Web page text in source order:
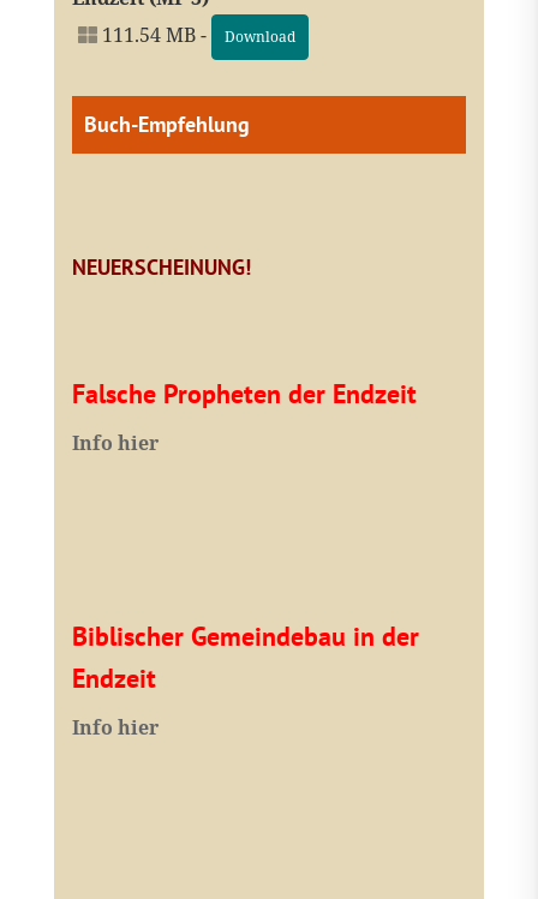
111.54 MB -
Download
Buch-Empfehlung
NEUERSCHEINUNG!
Falsche Propheten der Endzeit
Info hier
Biblischer Gemeindebau in der
Endzeit
Info hier